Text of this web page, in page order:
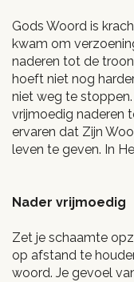
Gods Woord is
kwam om
naderen tot de
hoeft niet nog
niet weg te stoppen.
vrijmoedig naderen
ervaren dat Zijn
leven te geven. In
Nader vrijmoedig
Zet je schaamte
op afstand te
woord. Je gevoel